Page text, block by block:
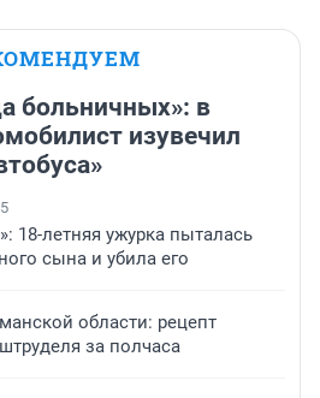
больничных»: в
изувечил
18-летняя ужурка пыталась
сына и убила его
области: рецепт
за полчаса